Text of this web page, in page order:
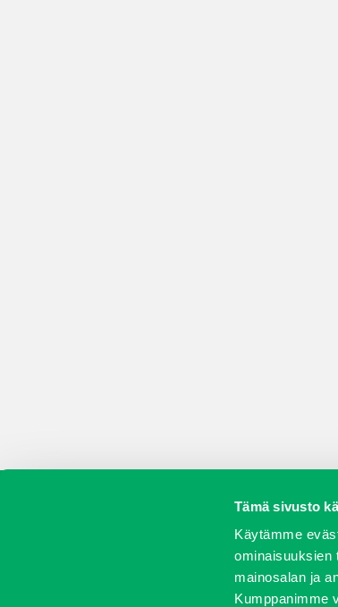
Tämä sivusto
Käytämme
ominaisuuksien
mainosalan ja
Kumppanimme
Vaihtokoneet Kalusteet